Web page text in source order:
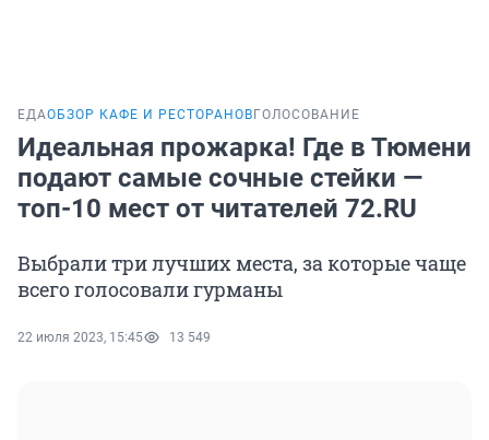
ЕДАОБЗОР КАФЕ И РЕСТОРАНОВ ГОЛОСОВАНИЕ
Идеальная прожарка! Где в Тюмени
подают самые сочные стейки —
топ-10 мест от читателей 72.RU
Выбрали три лучших места, за которые чаще
всего голосовали гурманы
22 июля 2023, 15:45 13 549